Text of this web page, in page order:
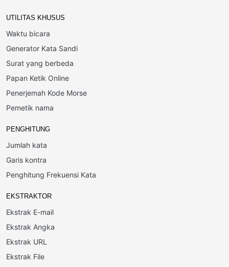
UTILITAS KHUSUS
Waktu bicara
Generator Kata Sandi
Surat yang berbeda
Papan Ketik Online
Penerjemah Kode Morse
Pemetik nama
PENGHITUNG
Jumlah kata
Garis kontra
Penghitung Frekuensi Kata
EKSTRAKTOR
Ekstrak E-mail
Ekstrak Angka
Ekstrak URL
Ekstrak File